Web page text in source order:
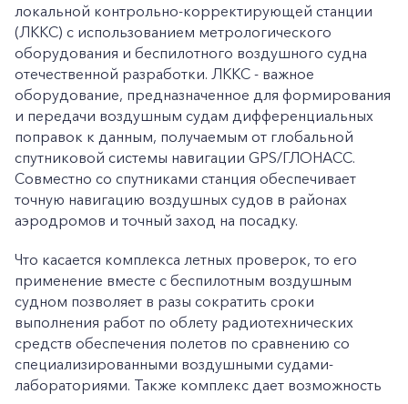
локальной контрольно-корректирующей станции
(ЛККС) с использованием метрологического
оборудования и беспилотного воздушного судна
отечественной разработки. ЛККС - важное
оборудование, предназначенное для формирования
и передачи воздушным судам дифференциальных
поправок к данным, получаемым от глобальной
спутниковой системы навигации GPS/ГЛОНАСС.
Совместно со спутниками станция обеспечивает
точную навигацию воздушных судов в районах
аэродромов и точный заход на посадку.
Что касается комплекса летных проверок, то его
применение вместе с беспилотным воздушным
судном позволяет в разы сократить сроки
выполнения работ по облету радиотехнических
средств обеспечения полетов по сравнению со
специализированными воздушными судами-
лабораториями. Также комплекс дает возможность